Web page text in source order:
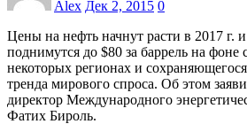
Alex Дек 2, 2015 0
Цены на нефть начнут расти в 2017 г.
поднимутся до $80 за баррель на
некоторых регионах и
тренда мирового спроса. Об этом
директор Международного
Фатих Бироль.